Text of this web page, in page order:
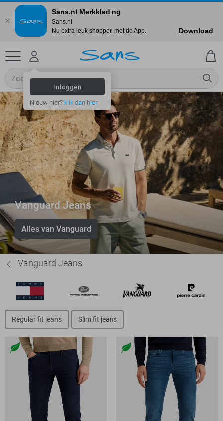
Inloggen
Nieuw hier? klik dan hier
Vanguard Jeans
Alles van Vanguard
Vanguard Jeans
Regular fit jeans Slim fit jeans
Sans.nl Merkkleding
Sans.nl
Nu extra leuk shoppen met de App.
Download